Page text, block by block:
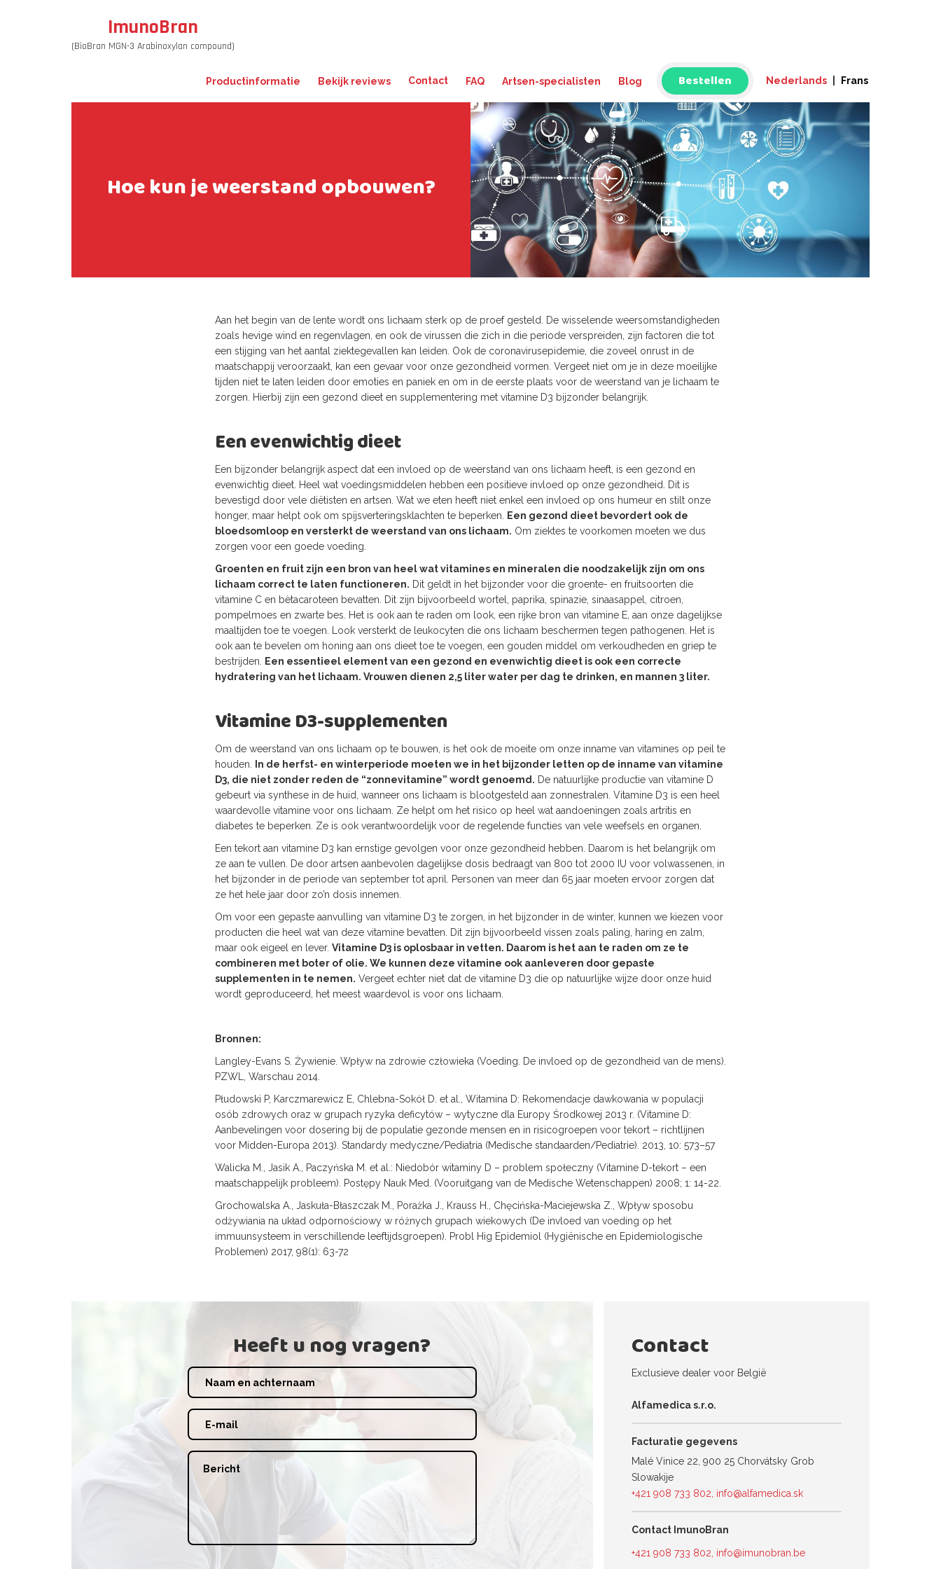
ImunoBran
(BioBran MGN-3 Arabinoxylan compound)
Productinformatie Bekijk reviews Contact FAQ Artsen-specialisten Blog Bestellen Nederlands Frans
Hoe kun je weerstand opbouwen?
Aan het begin van de lente wordt ons lichaam sterk op de proef gesteld. De wisselende weersomstandigheden
zoals hevige wind en regenvlagen, en ook de virussen die zich in die periode verspreiden, zijn factoren die tot
een stijging van het aantal ziektegevallen kan leiden. Ook de coronavirusepidemie, die zoveel onrust in de
maatschappij veroorzaakt, kan een gevaar voor onze gezondheid vormen. Vergeet niet om je in deze moeilijke
tijden niet te laten leiden door emoties en paniek en om in de eerste plaats voor de weerstand van je lichaam te
zorgen. Hierbij zijn een gezond dieet en supplementering met vitamine D3 bijzonder belangrijk.
Een evenwichtig dieet
Een bijzonder belangrijk aspect dat een invloed op de weerstand van ons lichaam heeft, is een gezond en
evenwichtig dieet. Heel wat voedingsmiddelen hebben een positieve invloed op onze gezondheid. Dit is
bevestigd door vele diëtisten en artsen. Wat we eten heeft niet enkel een invloed op ons humeur en stilt onze
honger, maar helpt ook om spijsverteringsklachten te beperken.
Een gezond dieet bevordert ook de
bloedsomloop en versterkt de weerstand van ons lichaam. Om ziektes te voorkomen moeten we dus
zorgen voor een goede voeding.
Groenten en fruit zijn een bron van heel wat vitamines en mineralen die noodzakelijk zijn om ons
lichaam correct te laten functioneren. Dit geldt in het bijzonder voor die groente- en fruitsoorten die
vitamine C en bètacaroteen bevatten. Dit zijn bijvoorbeeld wortel, paprika, spinazie, sinaasappel, citroen,
pompelmoes en zwarte bes. Het is ook aan te raden om look, een rijke bron van vitamine E, aan onze dagelijkse
maaltijden toe te voegen. Look versterkt de leukocyten die ons lichaam beschermen tegen pathogenen. Het is
ook aan te bevelen om honing aan ons dieet toe te voegen, een gouden middel om verkoudheden en griep te
bestrijden.
Een essentieel element van een gezond en evenwichtig dieet is ook een correcte
hydratering van het lichaam. Vrouwen dienen 2,5 liter water per dag te drinken, en mannen 3 liter.
Vitamine D3-supplementen
Om de weerstand van ons lichaam op te bouwen, is het ook de moeite om onze inname van vitamines op peil te
houden.
In de herfst- en winterperiode moeten we in het bijzonder letten op de inname van vitamine
D3, die niet zonder reden de “zonnevitamine” wordt genoemd. De natuurlijke productie van vitamine D
gebeurt via synthese in de huid, wanneer ons lichaam is blootgesteld aan zonnestralen. Vitamine D3 is een heel
waardevolle vitamine voor ons lichaam. Ze helpt om het risico op heel wat aandoeningen zoals artritis en
diabetes te beperken. Ze is ook verantwoordelijk voor de regelende functies van vele weefsels en organen.
Een tekort aan vitamine D3 kan ernstige gevolgen voor onze gezondheid hebben. Daarom is het belangrijk om
ze aan te vullen. De door artsen aanbevolen dagelijkse dosis bedraagt van 800 tot 2000 IU voor volwassenen, in
het bijzonder in de periode van september tot april. Personen van meer dan 65 jaar moeten ervoor zorgen dat
ze het hele jaar door zo’n dosis innemen.
Om voor een gepaste aanvulling van vitamine D3 te zorgen, in het bijzonder in de winter, kunnen we kiezen voor
producten die heel wat van deze vitamine bevatten. Dit zijn bijvoorbeeld vissen zoals paling, haring en zalm,
maar ook eigeel en lever. Vitamine D3 is oplosbaar in vetten. Daarom is het aan te raden om ze te
combineren met boter of olie. We kunnen deze vitamine ook aanleveren door gepaste
supplementen in te nemen. Vergeet echter niet dat de vitamine D3 die op natuurlijke wijze door onze huid
wordt geproduceerd, het meest waardevol is voor ons lichaam.
Bronnen:
Langley-Evans S. Żywienie. Wpływ na zdrowie człowieka (Voeding. De invloed op de gezondheid van de mens).
PZWL, Warschau 2014.
Płudowski P, Karczmarewicz E, Chlebna-Sokół D. et al., Witamina D: Rekomendacje dawkowania w populacji
osób zdrowych oraz w grupach ryzyka deficytów – wytyczne dla Europy Środkowej 2013 r. (Vitamine D:
Aanbevelingen voor dosering bij de populatie gezonde mensen en in risicogroepen voor tekort – richtlijnen
voor Midden-Europa 2013). Standardy medyczne/Pediatria (Medische standaarden/Pediatrie). 2013, 10: 573–57
Walicka M., Jasik A., Paczyńska M. et al.: Niedobór witaminy D – problem społeczny (Vitamine D-tekort – een
maatschappelijk probleem). Postępy Nauk Med. (Vooruitgang van de Medische Wetenschappen) 2008; 1: 14-22.
Grochowalska A., Jaskuła-Błaszczak M., Porażka J., Krauss H., Chęcińska-Maciejewska Z., Wpływ sposobu
odżywiania na układ odpornościowy w różnych grupach wiekowych (De invloed van voeding op het
immuunsysteem in verschillende leeftijdsgroepen). Probl Hig Epidemiol (Hygiënische en Epidemiologische
Problemen) 2017, 98(1): 63-72
Heeft u nog vragen? Contact
Exclusieve dealer voor België
Alfamedica s.r.o.
Facturatie gegevens
Malé Vinice 22, 900 25 Chorvátsky Grob
Slowakije
+421 908 733 802 info@alfamedica.sk
Contact ImunoBran
+421 908 733 802 info@imunobran.be